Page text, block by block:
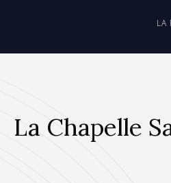
LA
La Chapelle